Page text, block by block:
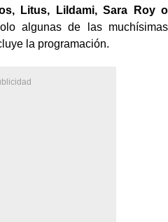
Litus, Lildami, Sara Roy o
algunas de las muchísimas
la programación.